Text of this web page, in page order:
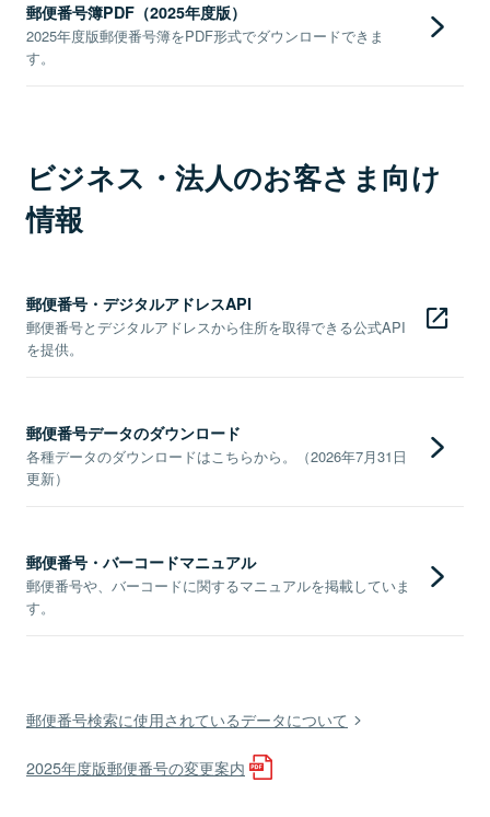
郵便番号簿PDF（2025年度版）
2025年度版郵便番号簿をPDF形式でダウンロードできま
す。
ビジネス・法人のお客さま向け
情報
郵便番号・デジタルアドレスAPI
郵便番号とデジタルアドレスから住所を取得できる公式API
を提供。
郵便番号データのダウンロード
各種データのダウンロードはこちらから。（2026年7月31日
更新）
郵便番号・バーコードマニュアル
郵便番号や、バーコードに関するマニュアルを掲載していま
す。
郵便番号検索に使用されているデータについて
2025年度版郵便番号の変更案内